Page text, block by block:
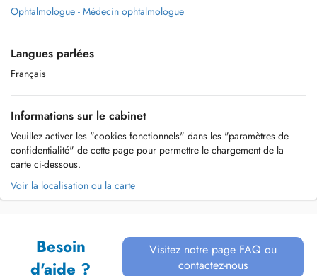
Ophtalmologue - Médecin ophtalmologue
Langues parlées
Français
Informations sur le cabinet
Veuillez activer les "cookies fonctionnels" dans les "paramètres de
confidentialité" de cette page pour permettre le chargement de la
carte ci-dessous.
Voir la localisation ou la carte
Besoin
d'aide ?
Visitez notre page FAQ ou
contactez-nous